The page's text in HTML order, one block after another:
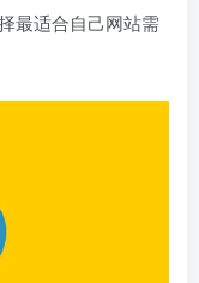
最适合自己网站需